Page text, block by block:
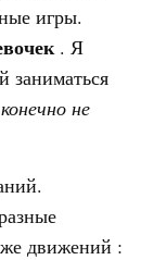
игры.
. Я
заниматься
не
движений :